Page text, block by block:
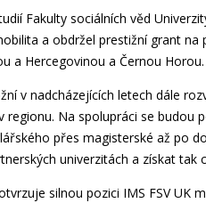
Fakulty sociálních věd
a obdržel prestižní grant
a Hercegovinou a Černou Horou.
v nadcházejících letech dále
regionu. Na spolupráci se budou
přes magisterské až po
univerzitách a získat tak
silnou pozici IMS FSV UK